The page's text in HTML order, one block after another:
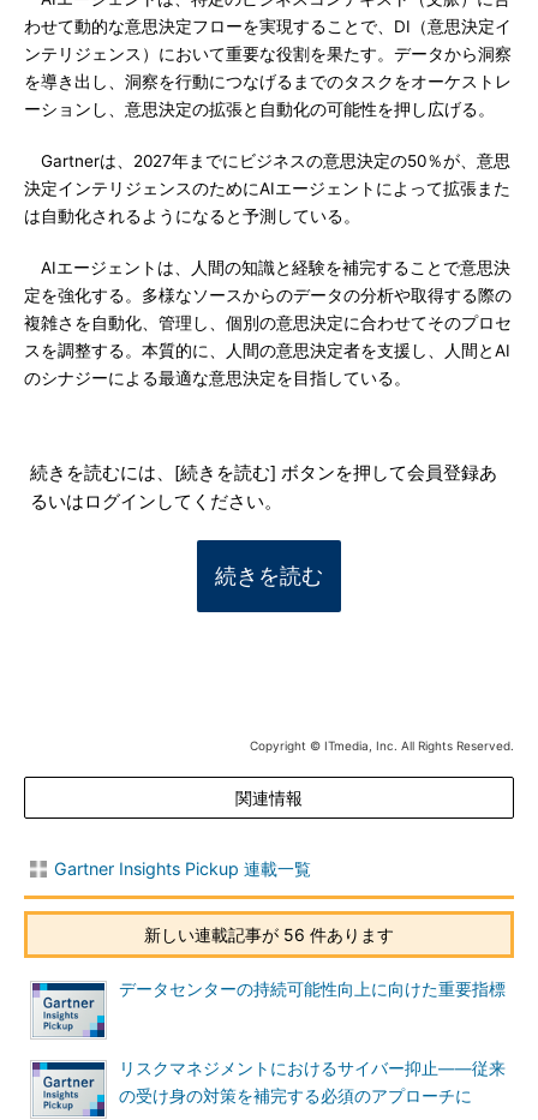
わせて動的な意思決定フローを実現することで、DI（意思決定イ
ンテリジェンス）において重要な役割を果たす。データから洞察
を導き出し、洞察を行動につなげるまでのタスクをオーケストレ
ーションし、意思決定の拡張と自動化の可能性を押し広げる。
Gartnerは、2027年までにビジネスの意思決定の50％が、意思
決定インテリジェンスのためにAIエージェントによって拡張また
は自動化されるようになると予測している。
AIエージェントは、人間の知識と経験を補完することで意思決
定を強化する。多様なソースからのデータの分析や取得する際の
複雑さを自動化、管理し、個別の意思決定に合わせてそのプロセ
スを調整する。本質的に、人間の意思決定者を支援し、人間とAI
のシナジーによる最適な意思決定を目指している。
続きを読むには、[続きを読む] ボタンを押して会員登録あ
るいはログインしてください。
続きを読む
Copyright © ITmedia, Inc. All Rights Reserved.
関連情報
Gartner Insights Pickup 連載一覧
新しい連載記事が 56 件あります
データセンターの持続可能性向上に向けた重要指標
リスクマネジメントにおけるサイバー抑止――従来
の受け身の対策を補完する必須のアプローチに